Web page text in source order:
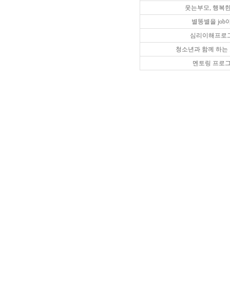
웃는부모, 행복
별똥별을 job
심리이해프로
청소년과 함께 하는
멘토링 프로